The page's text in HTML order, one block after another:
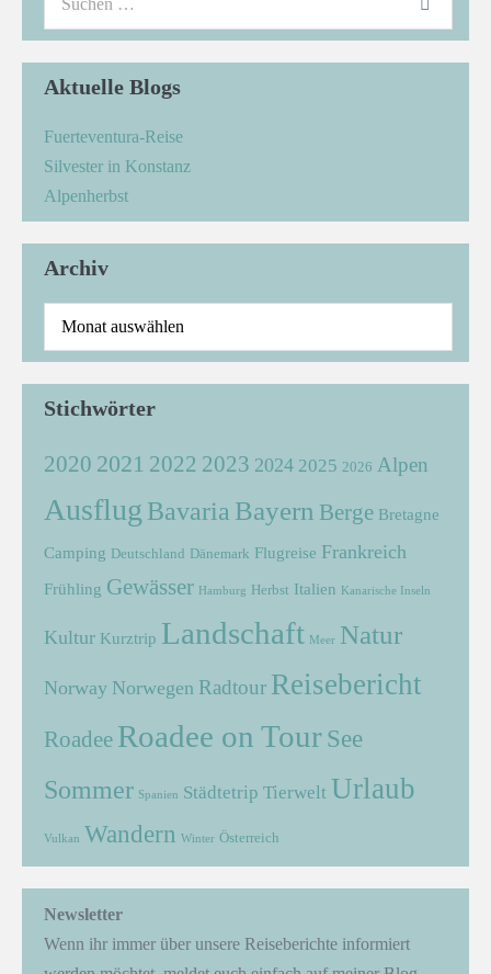
Aktuelle Blogs
Fuerteventura-Reise
Silvester in Konstanz
Alpenherbst
Archiv
Stichwörter
2020 2021 2022 2023 2024 2025 2026 Alpen
Ausflug Bavaria Bayern Berge Bretagne
Camping Deutschland Dänemark Flugreise Frankreich
Frühling Gewässer Hamburg Herbst Italien Kanarische Inseln
Kultur Kurztrip Landschaft Meer Natur
Norway Norwegen Radtour Reisebericht
Roadee Roadee on Tour See
Sommer Spanien Städtetrip Tierwelt Urlaub
Vulkan Wandern Winter Österreich
Newsletter
Wenn ihr immer über unsere Reiseberichte informiert